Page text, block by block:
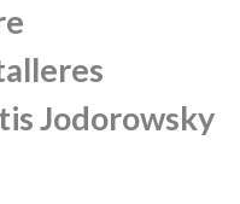
Jodorowsky